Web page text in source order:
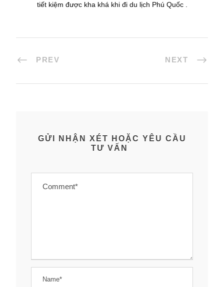
tiết kiệm được kha khá khi đi du lịch Phú Quốc .
PREV NEXT
GỬI NHẬN XÉT HOẶC YÊU CẦU
TƯ VẤN